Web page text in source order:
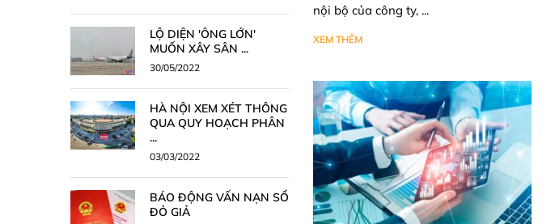
LỘ DIỆN 'ÔNG LỚN'
MUỐN XÂY SÂN ...
30/05/2022
HÀ NỘI XEM XÉT THÔNG
QUA QUY HOẠCH PHÂN
...
03/03/2022
BÁO ĐỘNG VẤN NẠN SỔ
ĐỎ GIẢ
nội bộ của công ty, ...
XEM THÊM